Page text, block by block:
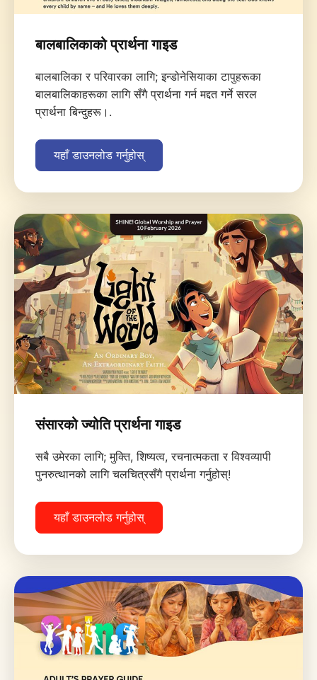
बालबालिकाको प्रार्थना गाइड
बालबालिका र परिवारका लागि; इन्डोनेसियाका टापुहरूका
बालबालिकाहरूका लागि सँगै प्रार्थना गर्न मद्दत गर्ने सरल
प्रार्थना बिन्दुहरू।.
यहाँ डाउनलोड गर्नुहोस्
संसारको ज्योति प्रार्थना गाइड
सबै उमेरका लागि; मुक्ति, शिष्यत्व, रचनात्मकता र विश्वव्यापी
पुनरुत्थानको लागि चलचित्रसँगै प्रार्थना गर्नुहोस्!
यहाँ डाउनलोड गर्नुहोस्